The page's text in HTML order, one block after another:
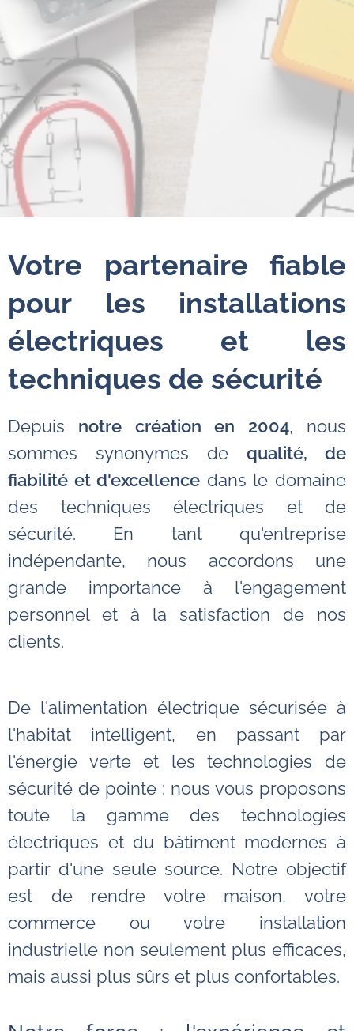
Votre partenaire fiable
pour les installations
électriques et les
techniques de sécurité
Depuis notre création en 2004, nous
sommes synonymes de qualité, de
fiabilité et d'excellence dans le domaine
des techniques électriques et de
sécurité. En tant qu'entreprise
indépendante, nous accordons une
grande importance à l'engagement
personnel et à la satisfaction de nos
clients.
De l'alimentation électrique sécurisée à
l'habitat intelligent, en passant par
l'énergie verte et les technologies de
sécurité de pointe : nous vous proposons
toute la gamme des technologies
électriques et du bâtiment modernes à
partir d'une seule source. Notre objectif
est de rendre votre maison, votre
commerce ou votre installation
industrielle non seulement plus efficaces,
mais aussi plus sûrs et plus confortables.